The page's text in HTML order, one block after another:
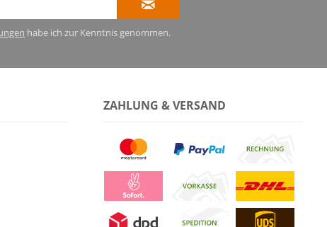
habe ich zur Kenntnis genommen.
ZAHLUNG & VERSAND